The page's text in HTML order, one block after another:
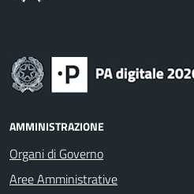
AMMINISTRAZIONE
Organi di Governo
Aree Amministrative